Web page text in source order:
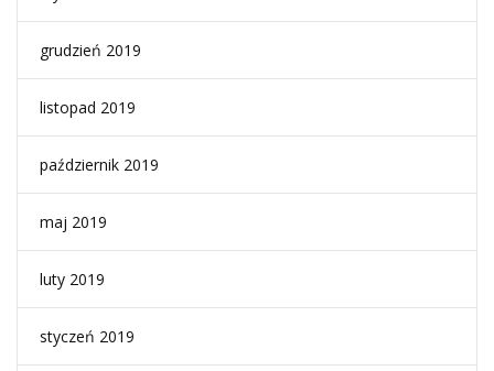
grudzień 2019
listopad 2019
październik 2019
maj 2019
luty 2019
styczeń 2019